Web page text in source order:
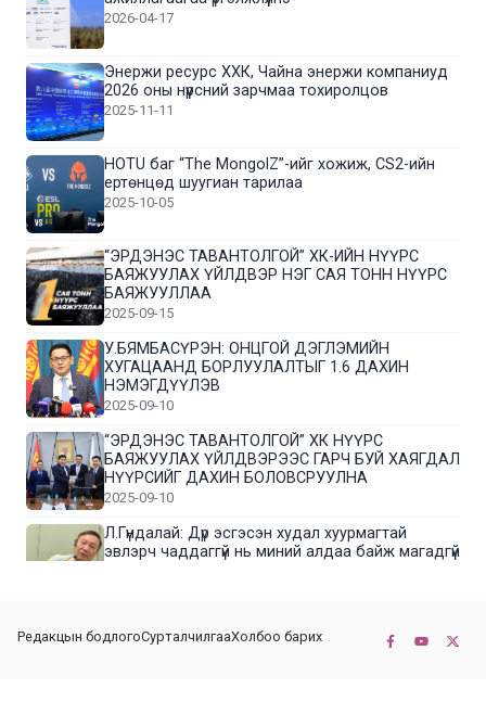
2026-04-17
Энержи ресурс ХХК, Чайна энержи компаниуд
2026 оны нүүрсний зарчмаа тохиролцов
2025-11-11
HOTU баг “The MongolZ”-ийг хожиж, CS2-ийн
ертөнцөд шуугиан тарилаа
2025-10-05
“ЭРДЭНЭС ТАВАНТОЛГОЙ” ХК-ИЙН НҮҮРС
БАЯЖУУЛАХ ҮЙЛДВЭР НЭГ САЯ ТОНН НҮҮРС
БАЯЖУУЛЛАА
2025-09-15
У.БЯМБАСҮРЭН: ОНЦГОЙ ДЭГЛЭМИЙН
ХУГАЦААНД БОРЛУУЛАЛТЫГ 1.6 ДАХИН
НЭМЭГДҮҮЛЭВ
2025-09-10
“ЭРДЭНЭС ТАВАНТОЛГОЙ” ХК НҮҮРС
БАЯЖУУЛАХ ҮЙЛДВЭРЭЭС ГАРЧ БУЙ ХАЯГДАЛ
НҮҮРСИЙГ ДАХИН БОЛОВСРУУЛНА
2025-09-10
Л.Гүндалай: Дүр эсгэсэн худал хуурмагтай
эвлэрч чаддаггүй нь миний алдаа байж магадгүй
БАГИЙН ИРГЭДИЙН ТӨЛӨӨЛӨЛ НҮҮРС
Редакцын бодлогоСурталчилгааХолбоо барих